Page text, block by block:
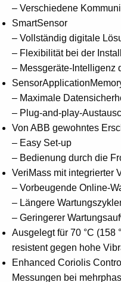
– Verschiedene
SmartSensor
– Vollständig digitale
– Flexibilität bei der
– Messgeräte-Intelligenz
– Maximale
– Plug-and-play-
Von ABB gewohntes
– Easy Set-up
– Bedienung durch die
VeriMass mit integrierter
– Vorbeugende Online-
– Längere
– Geringerer
Ausgelegt für 70 °C (158
resistent gegen hohe
Enhanced Coriolis
Messungen bei